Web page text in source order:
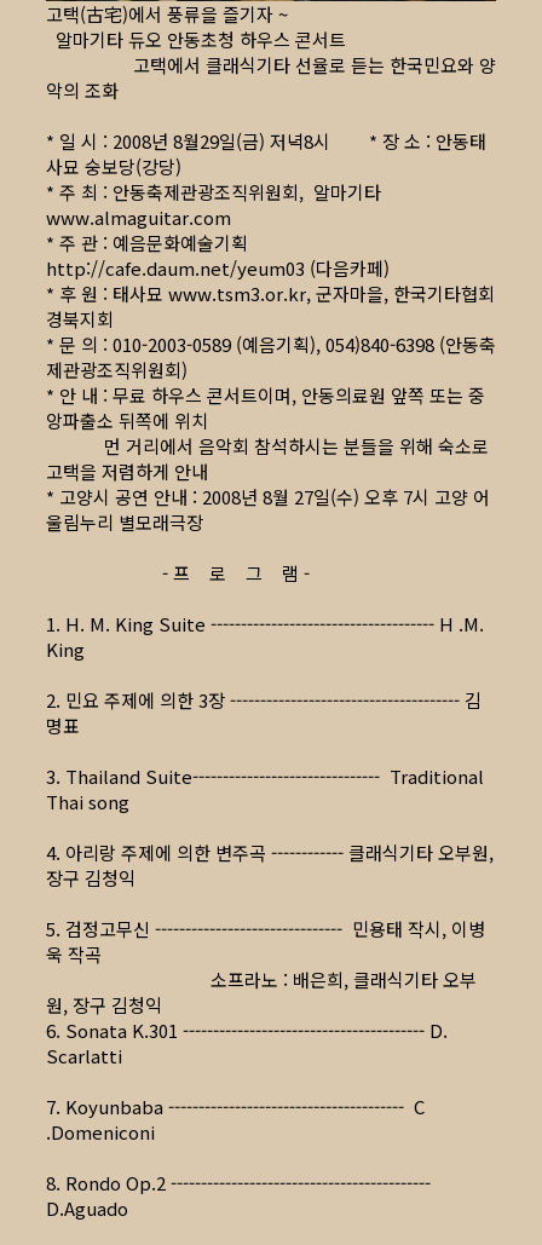
고택(古宅)에서 풍류을 즐기자 ~
알마기타 듀오 안동초청 하우스 콘서트
고택에서 클래식기타 선율로 듣는 한국민요와 양
악의 조화
* 일 시 : 2008년 8월29일(금) 저녁8시 * 장 소 : 안동태
사묘 숭보당(강당)
* 주 최 : 안동축제관광조직위원회, 알마기타
www.almaguitar.com
* 주 관 : 예음문화예술기획
http://cafe.daum.net/yeum03 (다음카페)
* 후 원 : 태사묘 www.tsm3.or.kr, 군자마을, 한국기타협회
경북지회
* 문 의 : 010-2003-0589 (예음기획), 054)840-6398 (안동축
제관광조직위원회)
* 안 내 : 무료 하우스 콘서트이며, 안동의료원 앞쪽 또는 중
앙파출소 뒤쪽에 위치
먼 거리에서 음악회 참석하시는 분들을 위해 숙소로
고택을 저렴하게 안내
* 고양시 공연 안내 : 2008년 8월 27일(수) 오후 7시 고양 어
울림누리 별모래극장
- 프 로 그 램 -
1. H. M. King Suite ------------------------------------- H .M.
King
2. 민요 주제에 의한 3장 -------------------------------------- 김
명표
3. Thailand Suite------------------------------- Traditional
Thai song
4. 아리랑 주제에 의한 변주곡 ------------ 클래식기타 오부원,
장구 김청익
5. 검정고무신 ------------------------------- 민용태 작시, 이병
욱 작곡
소프라노 : 배은희, 클래식기타 오부
원, 장구 김청익
6. Sonata K.301 ---------------------------------------- D.
Scarlatti
7. Koyunbaba --------------------------------------- C
.Domeniconi
8. Rondo Op.2 -------------------------------------------
D.Aguado